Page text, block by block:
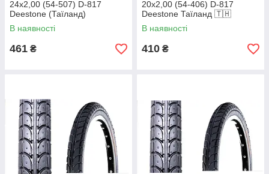
24х2,00 (54-507) D-817
Deestone (Таїланд)
В наявності
461 ₴
20х2,00 (54-406) D-817
Deestone Таїланд 🇹🇭
В наявності
410 ₴